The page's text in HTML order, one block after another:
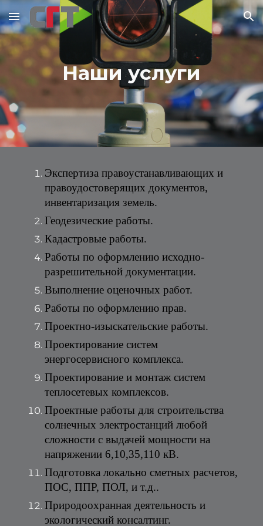
Skip to main content Skip to navigation
Наши услуги
Экспертиза правоустанавливающих и
правоудостоверящих документов,
инвентаризация земель.
Геодезические работы.
Кадастровые работы.
Работы по оформлению исходно-
разрешительной документации.
Выполнение оценочных работ.
Работы по оформлению прав.
Проектно-изыскательские работы.
Проектирование систем
энергосервисного комплекса.
Проектирование и монтаж систем
теплосетевых комплексов.
Проектные работы для строительства
солнечных электростанций любой
сложности с выдачей мощности на
напряжении 6,10,35,110 кВ.
Подготовка локально сметных расчетов,
ПОС, ППР, ПОЛ, и т.д..
Природоохранная деятельность и
экологический консалтинг.